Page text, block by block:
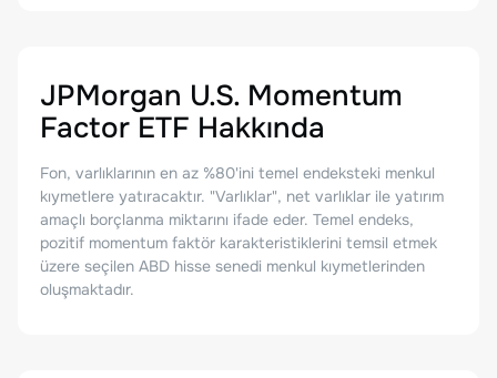
JPMorgan U.S. Momentum
Factor ETF Hakkında
Fon, varlıklarının en az %80'ini temel endeksteki menkul
kıymetlere yatıracaktır. "Varlıklar", net varlıklar ile yatırım
amaçlı borçlanma miktarını ifade eder. Temel endeks,
pozitif momentum faktör karakteristiklerini temsil etmek
üzere seçilen ABD hisse senedi menkul kıymetlerinden
oluşmaktadır.